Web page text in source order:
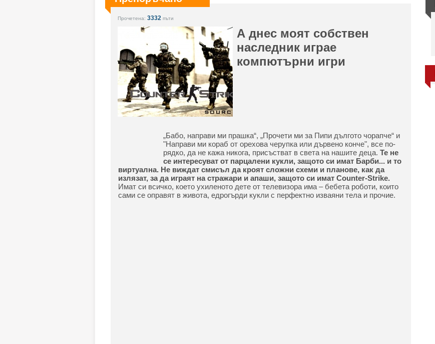
Прочетена: 3332 пъти
А днес моят собствен
наследник играе
компютърни игри
„Бабо, направи ми прашка“, „Прочети ми за Пипи дългото чорапче“ и
"Направи ми кораб от орехова черупка или дървено конче", все по-
рядко, да не кажа никога, присъстват в света на нашите деца. Те не
се интересуват от парцалени кукли, защото си имат Барби... и то
виртуална. Не виждат смисъл да кроят сложни схеми и планове, как да
излязат, за да играят на стражари и апаши, защото си имат Counter-Strike.
Имат си всичко, което ухиленото дете от телевизора има – бебета роботи, които
сами се оправят в живота, едрогърди кукли с перфектно изваяни тела и прочие.